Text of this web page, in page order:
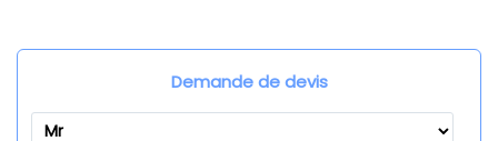
Demande de devis